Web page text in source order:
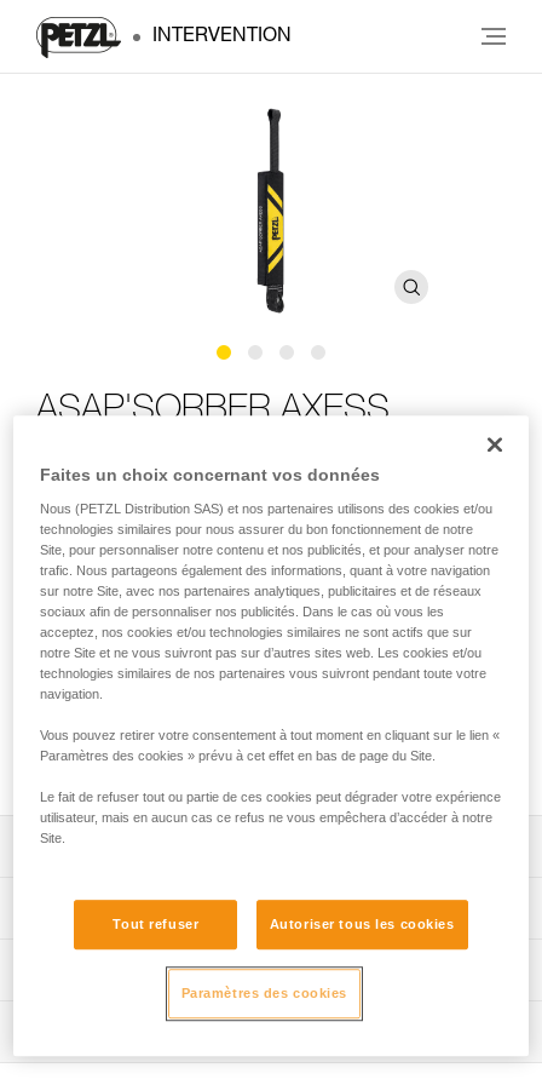
INTERVENTION
ASAP'SORBER AXESS
Absorbeur d’énergie compact pour ASAP LOCK ou ASAP,
personnes
Dédié aux travailleurs sur corde en accès difficile,
l'absorbeur d'énergie ASAP’SORBER AXESS s'utilise avec
un antichute mobile ASAP LOCK ou ASAP. Il vous permet de
travailler à distance de la corde, afin de la protéger pendant
les phases de travail. Équipé d'une sangle à déchirement,
située dans une pochette ouvrable et remplaçable,
le cadre d'un secours à deux personnes pour une charge
jusqu'à 250 kg.
Descriptif
S’utilise uniquement avec un antichute mobile ASAP
LOCK ou ASAP.
Absorbeur d'énergie compact, résistant et pratique :
projections, grâce à sa pochette en tissu résistant,
Spécifications techniques
utilisation avec ASAP ou ASAP LOCK, ANSI Z359.13 6
Informations techniques
Faites un choix concernant vos données
Nous (PETZL Distribution SAS) et nos partenaires utilisons des cookies et/ou
technologies similaires pour nous assurer du bon fonctionnement de notre
Site, pour personnaliser notre contenu et nos publicités, et pour analyser notre
trafic. Nous partageons également des informations, quant à votre navigation
sur notre Site, avec nos partenaires analytiques, publicitaires et de réseaux
sociaux afin de personnaliser nos publicités. Dans le cas où vous les
acceptez, nos cookies et/ou technologies similaires ne sont actifs que sur
notre Site et ne vous suivront pas sur d’autres sites web. Les cookies et/ou
technologies similaires de nos partenaires vous suivront pendant toute votre
navigation.
Vous pouvez retirer votre consentement à tout moment en cliquant sur le lien «
Paramètres des cookies » prévu à cet effet en bas de page du Site.
Le fait de refuser tout ou partie de ces cookies peut dégrader votre expérience
utilisateur, mais en aucun cas ce refus ne vous empêchera d’accéder à notre
Site.
Tout refuser Autoriser tous les cookies
Paramètres des cookies